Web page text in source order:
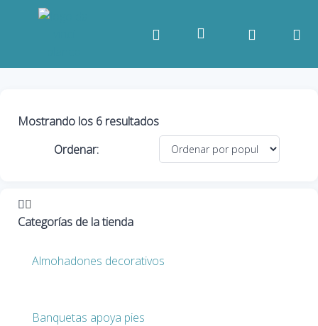
Mostrando los 6 resultados
Ordenar:
Categorías de la tienda
Almohadones decorativos
Banquetas apoya pies